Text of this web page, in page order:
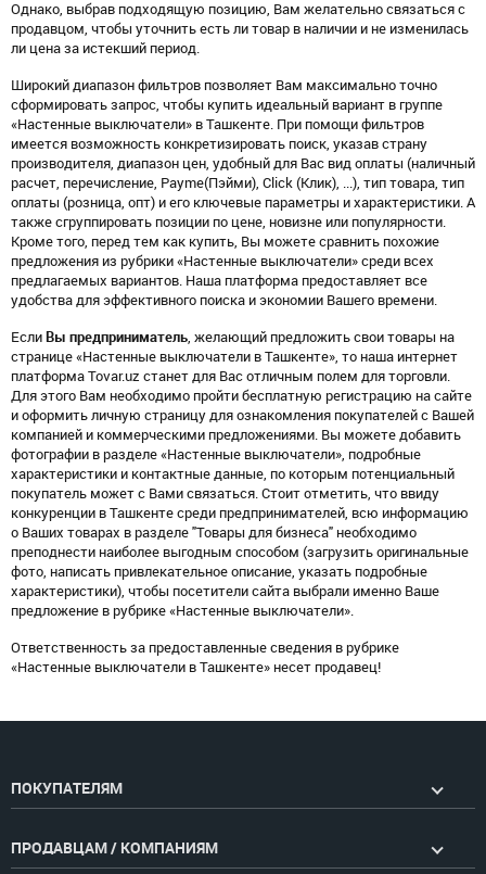
Однако, выбрав подходящую позицию, Вам желательно связаться с
продавцом, чтобы уточнить есть ли товар в наличии и не изменилась
ли цена за истекший период.
Широкий диапазон фильтров позволяет Вам максимально точно
сформировать запрос, чтобы купить идеальный вариант в группе
«Настенные выключатели» в Ташкенте. При помощи фильтров
имеется возможность конкретизировать поиск, указав страну
производителя, диапазон цен, удобный для Вас вид оплаты (наличный
расчет, перечисление, Payme(Пэйми), Click (Клик), ...), тип товара, тип
оплаты (розница, опт) и его ключевые параметры и характеристики. А
также сгруппировать позиции по цене, новизне или популярности.
Кроме того, перед тем как купить, Вы можете сравнить похожие
предложения из рубрики «Настенные выключатели» среди всех
предлагаемых вариантов. Наша платформа предоставляет все
удобства для эффективного поиска и экономии Вашего времени.
Если Вы предприниматель, желающий предложить свои товары на
странице «Настенные выключатели в Ташкенте», то наша интернет
платформа Tovar.uz станет для Вас отличным полем для торговли.
Для этого Вам необходимо пройти бесплатную регистрацию на сайте
и оформить личную страницу для ознакомления покупателей с Вашей
компанией и коммерческими предложениями. Вы можете добавить
фотографии в разделе «Настенные выключатели», подробные
характеристики и контактные данные, по которым потенциальный
покупатель может с Вами связаться. Стоит отметить, что ввиду
конкуренции в Ташкенте среди предпринимателей, всю информацию
о Ваших товарах в разделе "Товары для бизнеса" необходимо
преподнести наиболее выгодным способом (загрузить оригинальные
фото, написать привлекательное описание, указать подробные
характеристики), чтобы посетители сайта выбрали именно Ваше
предложение в рубрике «Настенные выключатели».
Ответственность за предоставленные сведения в рубрике
«Настенные выключатели в Ташкенте» несет продавец!
ПОКУПАТЕЛЯМ
ПРОДАВЦАМ / КОМПАНИЯМ